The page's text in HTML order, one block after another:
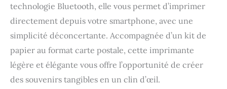
technologie Bluetooth, elle vous permet d’imprimer
directement depuis votre smartphone, avec une
simplicité déconcertante. Accompagnée d’un kit de
papier au format carte postale, cette imprimante
légère et élégante vous offre l’opportunité de créer
des souvenirs tangibles en un clin d’œil.